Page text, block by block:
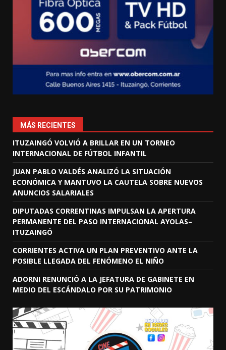
MÁS RECIENTES
ITUZAINGÓ VOLVIÓ A BRILLAR EN UN TORNEO
INTERNACIONAL DE FÚTBOL INFANTIL
JUAN PABLO VALDÉS ANALIZÓ LA SITUACIÓN
ECONÓMICA Y MANTUVO LA CAUTELA SOBRE NUEVOS
ANUNCIOS SALARIALES
DIPUTADAS CORRENTINAS IMPULSAN LA APERTURA
PERMANENTE DEL PASO INTERNACIONAL AYOLAS–
ITUZAINGÓ
CORRIENTES ACTIVA UN PLAN PREVENTIVO ANTE LA
POSIBLE LLEGADA DEL FENÓMENO EL NIÑO
ADORNI RENUNCIÓ A LA JEFATURA DE GABINETE EN
MEDIO DEL ESCÁNDALO POR SU PATRIMONIO